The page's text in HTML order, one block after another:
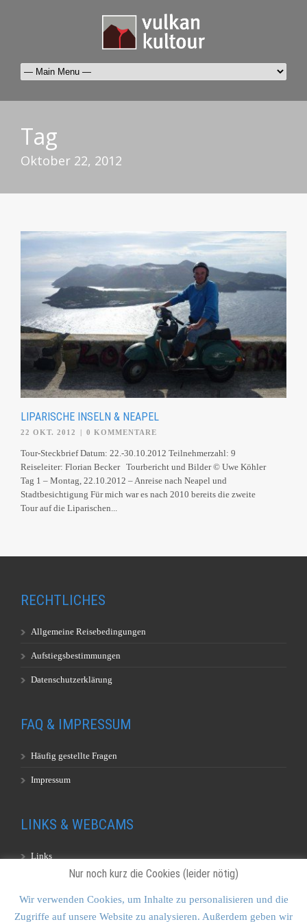
Tag
Oktober 22, 2012
LIPARISCHE INSELN & NEAPEL
22 OKT. 2012 | 0 KOMMENTARE
Tour-Steckbrief Datum: 22.-30.10.2012 Teilnehmerzahl: 9
Reiseleiter: Florian Becker Tourbericht und Bilder © Uwe Köhler
Tag 1 – Montag, 22.10.2012 – Anreise nach Neapel und
Stadtbesichtigung Für mich war es nach 2010 bereits die zweite
Tour auf die Liparischen...
RECHTLICHES
Allgemeine Reisebedingungen
Aufstiegsbestimmungen
Datenschutzerklärung
FAQ & IMPRESSUM
Häufig gestellte Fragen
Impressum
LINKS & WEBCAMS
Links
Nur noch kurz die Cookies (leider nötig)
Wir verwenden Cookies, um Inhalte zu personalisieren und die
Zugriffe auf unsere Website zu analysieren. Außerdem geben wir